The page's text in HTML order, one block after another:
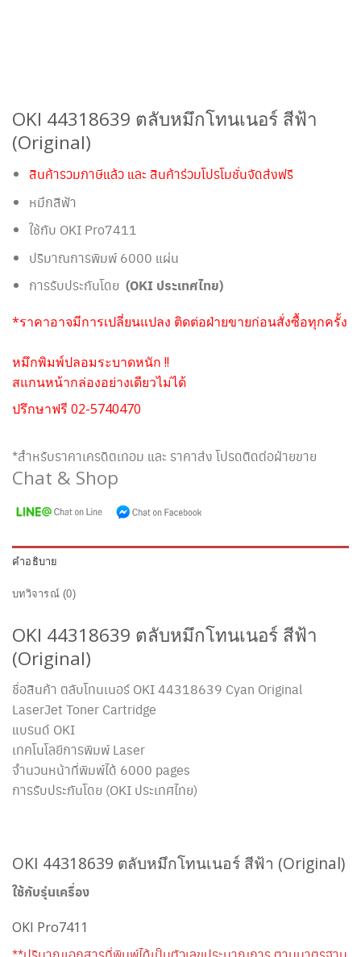
OKI 44318639 ตลับหมึกโทนเนอร์ สีฟ้า
(Original)
สินค้ารวมภาษีแล้ว และ สินค้าร่วมโปรโมชั่นจัดส่งฟรี
หมึกสีฟ้า
ใช้กับ OKI Pro7411
ปริมาณการพิมพ์ 6000 แผ่น
การรับประกันโดย (OKI ประเทศไทย)
*ราคาอาจมีการเปลี่ยนแปลง ติดต่อฝ่ายขายก่อนสั่งซื้อทุกครั้ง
หมึกพิมพ์ปลอมระบาดหนัก !!
สแกนหน้ากล่องอย่างเดียวไม่ได้
ปรึกษาฟรี 02-5740470
*สำหรับราคาเครดิตเทอม และ ราคาส่ง โปรดติดต่อฝ่ายขาย
Chat & Shop
คำอธิบาย
บทวิจารณ์ (0)
OKI 44318639 ตลับหมึกโทนเนอร์ สีฟ้า
(Original)
ชื่อสินค้า ตลับโทนเนอร์ OKI 44318639 Cyan Original
LaserJet Toner Cartridge
แบรนด์ OKI
เทคโนโลยีการพิมพ์ Laser
จำนวนหน้าที่พิมพ์ได้ 6000 pages
การรับประกันโดย (OKI ประเทศไทย)
OKI 44318639 ตลับหมึกโทนเนอร์ สีฟ้า (Original)
ใช้กับรุ่นเครื่อง
OKI Pro7411